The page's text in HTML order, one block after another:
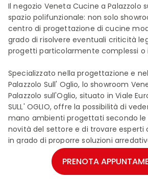
Il negozio Veneta Cucine a Palazzolo
spazio polifunzionale: non solo
centro di progettazione di cucine
grado di risolvere eventuali criticità
progetti particolarmente complessi o
Specializzato nella progettazione e
Palazzolo Sull' Oglio, lo showroom
Palazzolo sull'Oglio, situato in Viale
SULL' OGLIO, offre la possibilità di
mano ambienti progettati secondo
novità del settore e di trovare esperti
in grado di proporre soluzioni
alle necessità ed esigenze di ognuno.
Vieni a trovarci in showroom o
PRENOTA